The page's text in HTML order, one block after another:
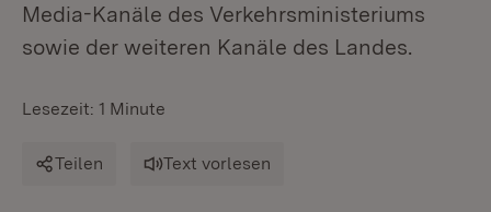
Media-Kanäle des Verkehrsministeriums
sowie der weiteren Kanäle des Landes.
Lesezeit: 1 Minute
Teilen Text vorlesen